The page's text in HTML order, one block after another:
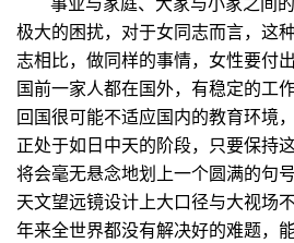
极大的困扰，对于女同志而言，这
志相比，做同样的事情，女性要付
国前一家人都在国外，有稳定的工
回国很可能不适应国内的教育环境
正处于如日中天的阶段，只要保持
将会毫无悬念地划上一个圆满的句
天文望远镜设计上大口径与大视场
年来全世界都没有解决好的难题，